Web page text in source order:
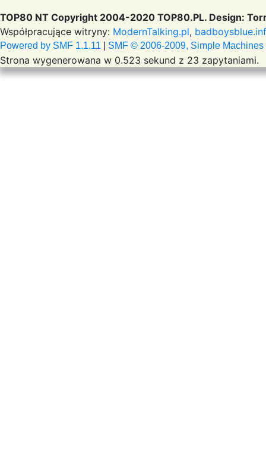
TOP80 NT Copyright 2004-2020 TOP80.PL. Design:
Współpracujące witryny: ModernTalking.pl,
Powered by SMF 1.1.11 SMF © 2006-2009, Simple Machines
Strona wygenerowana w 0.523 sekund z 23 zapytaniami.